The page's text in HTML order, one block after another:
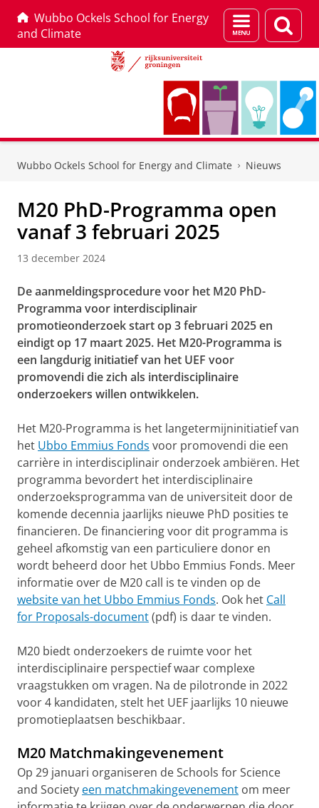
Wubbo Ockels School for Energy
and Climate
Menu
en
Wubbo Ockels School for Energy and Climate Nieuws
M20 PhD-Programma open
vanaf 3 februari 2025
13 december 2024
De aanmeldingsprocedure voor het M20 PhD-
Programma voor interdisciplinair
promotieonderzoek start op 3 februari 2025 en
eindigt op 17 maart 2025. Het M20-Programma is
een langdurig initiatief van het UEF voor
promovendi die zich als interdisciplinaire
onderzoekers willen ontwikkelen.
Het M20-Programma is het langetermijninitiatief van
het Ubbo Emmius Fonds voor promovendi die een
carrière in interdisciplinair onderzoek ambiëren. Het
programma bevordert het interdisciplinaire
onderzoeksprogramma van de universiteit door de
komende decennia jaarlijks nieuwe PhD posities te
financieren. De financiering voor dit programma is
geheel afkomstig van een particuliere donor en
wordt beheerd door het Ubbo Emmius Fonds. Meer
informatie over de M20 call is te vinden op de
website van het Ubbo Emmius Fonds. Ook het Call
for Proposals-document(pdf) is daar te vinden.
M20 biedt onderzoekers de ruimte voor het
interdisciplinaire perspectief waar complexe
vraagstukken om vragen. Na de pilotronde in 2022
voor 4 kandidaten, stelt het UEF jaarlijks 10 nieuwe
promotieplaatsen beschikbaar.
M20 Matchmakingevenement
Op 29 januari organiseren de Schools for Science
and Society een matchmakingevenement om meer